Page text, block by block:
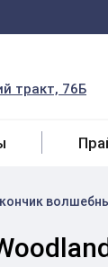
тракт, 76Б